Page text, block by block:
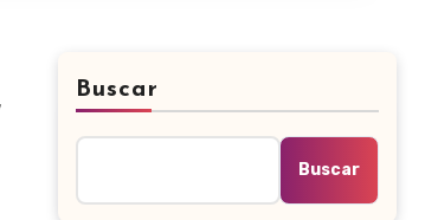
Buscar
Buscar